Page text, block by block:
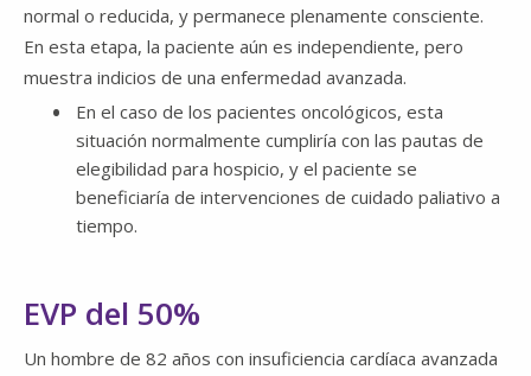
normal o reducida, y permanece plenamente consciente.
En esta etapa, la paciente aún es independiente, pero
muestra indicios de una enfermedad avanzada.
En el caso de los pacientes oncológicos, esta
situación normalmente cumpliría con las pautas de
elegibilidad para hospicio, y el paciente se
beneficiaría de intervenciones de cuidado paliativo a
tiempo.
EVP del 50%
Un hombre de 82 años con insuficiencia cardíaca avanzada